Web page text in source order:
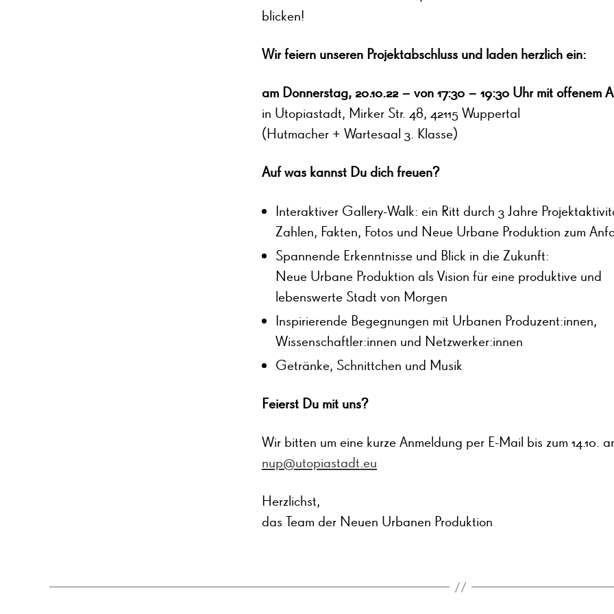
blicken!
Wir feiern unseren Projektabschluss und laden herzlich ein:
am Donnerstag, 20.10.22 – von 17:30 – 19:30 Uhr mit offenem
in Utopiastadt, Mirker Str. 48, 42115 Wuppertal
(Hutmacher + Wartesaal 3. Klasse)
Auf was kannst Du dich freuen?
Interaktiver Gallery-Walk: ein Ritt durch 3 Jahre
Zahlen, Fakten, Fotos und Neue Urbane Produktion zum
Spannende Erkenntnisse und Blick in die Zukunft:
Neue Urbane Produktion als Vision für eine produktive und
lebenswerte Stadt von Morgen
Inspirierende Begegnungen mit Urbanen Produzent:innen,
Wissenschaftler:innen und Netzwerker:innen
Getränke, Schnittchen und Musik
Feierst Du mit uns?
Wir bitten um eine kurze Anmeldung per E-Mail bis zum 14.10.
nup@utopiastadt.eu
Herzlichst,
das Team der Neuen Urbanen Produktion